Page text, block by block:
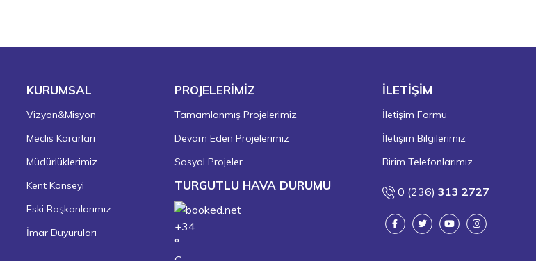
KURUMSAL
Vizyon&Misyon
Meclis Kararları
Müdürlüklerimiz
Kent Konseyi
Eski Başkanlarımız
İmar Duyuruları
PROJELERİMİZ
Tamamlanmış Projelerimiz
Devam Eden Projelerimiz
Sosyal Projeler
TURGUTLU HAVA DURUMU
+34
°
İLETİŞİM
İletişim Formu
İletişim Bilgilerimiz
Birim Telefonlarımız
0 (236)313 2727